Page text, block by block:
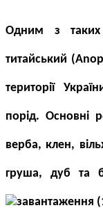
Одним з таких
титайський (
території
порід. Основні
верба, клен,
груша, дуб та